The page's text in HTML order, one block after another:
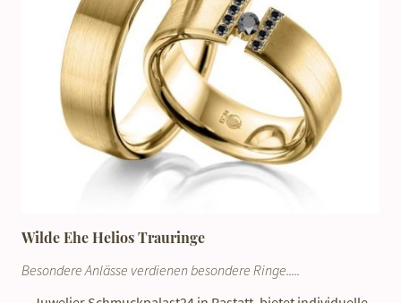
Wilde Ehe Helios Trauringe
Besondere Anlässe verdienen besondere Ringe.....